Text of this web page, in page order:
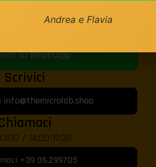
su WhatsApp
Scrivici
info@themicrolab.shop
/ 14:00-17:30
+39 06.299705
Andrea e Flavia